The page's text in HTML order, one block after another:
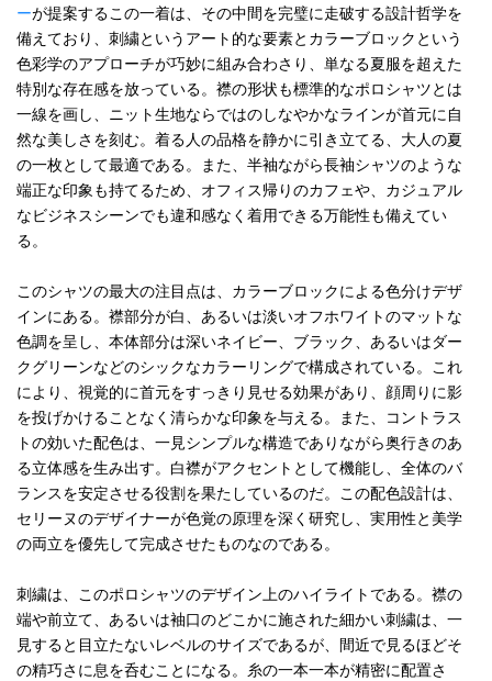
ーが提案するこの一着は、その中間を完璧に走破する設計哲学を
備えており、刺繍というアート的な要素とカラーブロックという
色彩学のアプローチが巧妙に組み合わさり、単なる夏服を超えた
特別な存在感を放っている。襟の形状も標準的なポロシャツとは
一線を画し、ニット生地ならではのしなやかなラインが首元に自
然な美しさを刻む。着る人の品格を静かに引き立てる、大人の夏
の一枚として最適である。また、半袖ながら長袖シャツのような
端正な印象も持てるため、オフィス帰りのカフェや、カジュアル
なビジネスシーンでも違和感なく着用できる万能性も備えてい
る。
このシャツの最大の注目点は、カラーブロックによる色分けデザ
インにある。襟部分が白、あるいは淡いオフホワイトのマットな
色調を呈し、本体部分は深いネイビー、ブラック、あるいはダー
クグリーンなどのシックなカラーリングで構成されている。これ
により、視覚的に首元をすっきり見せる効果があり、顔周りに影
を投げかけることなく清らかな印象を与える。また、コントラス
トの効いた配色は、一見シンプルな構造でありながら奥行きのあ
る立体感を生み出す。白襟がアクセントとして機能し、全体のバ
ランスを安定させる役割を果たしているのだ。この配色設計は、
セリーヌのデザイナーが色覚の原理を深く研究し、実用性と美学
の両立を優先して完成させたものなのである。
刺繍は、このポロシャツのデザイン上のハイライトである。襟の
端や前立て、あるいは袖口のどこかに施された細かい刺繍は、一
見すると目立たないレベルのサイズであるが、間近で見るほどそ
の精巧さに息を呑むことになる。糸の一本一本が精密に配置さ